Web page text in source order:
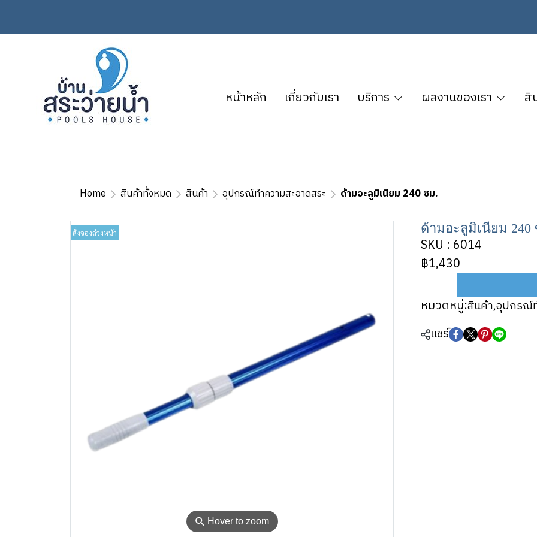
หน้าหลัก เกี่ยวกับเรา บริการ ผลงานของเรา สิ
Home สินค้าทั้งหมด สินค้า อุปกรณ์ทำความสะอาดสระ ด้ามอะลูมิเนียม 240 ซม.
⚲ Hover to zoom
สั่งจองล่วงหน้า ด้ามอะลูมิเนียม 240
SKU : 6014
฿1,430
หมวดหมู่:สินค้า,อุปกรณ์
แชร์